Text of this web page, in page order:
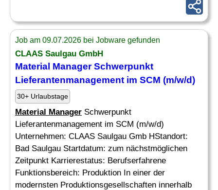
Job am 09.07.2026 bei Jobware gefunden
CLAAS Saulgau GmbH
Material ManagerSchwerpunkt
Lieferantenmanagement im SCM (m/w/d)
30+ Urlaubstage
Material Manager Schwerpunkt
Lieferantenmanagement im SCM (m/w/d)
Unternehmen: CLAAS Saulgau Gmb HStandort:
Bad Saulgau Startdatum: zum nächstmöglichen
Zeitpunkt Karrierestatus: Berufserfahrene
Funktionsbereich: Produktion In einer der
modernsten Produktionsgesellschaften innerhalb